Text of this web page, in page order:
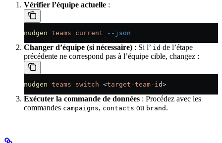
Vérifier l’équipe actuelle :
nudgen teams current --json
Changer d’équipe (si nécessaire) : Si l’ id de l’étape
précédente ne correspond pas à l’équipe cible, changez :
nudgen teams switch <target-team-id>
Exécuter la commande de données : Procédez avec les
commandes campaigns, contacts ou brand .